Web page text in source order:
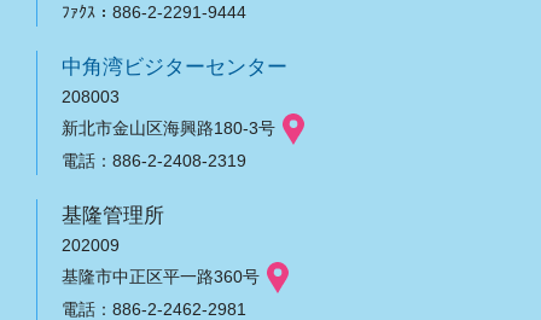
ﾌｧｸｽ：886-2-2291-9444
中角湾ビジターセンター
208003
新北市金山区海興路180-3号
電話：886-2-2408-2319
基隆管理所
202009
基隆市中正区平一路360号
電話：886-2-2462-2981